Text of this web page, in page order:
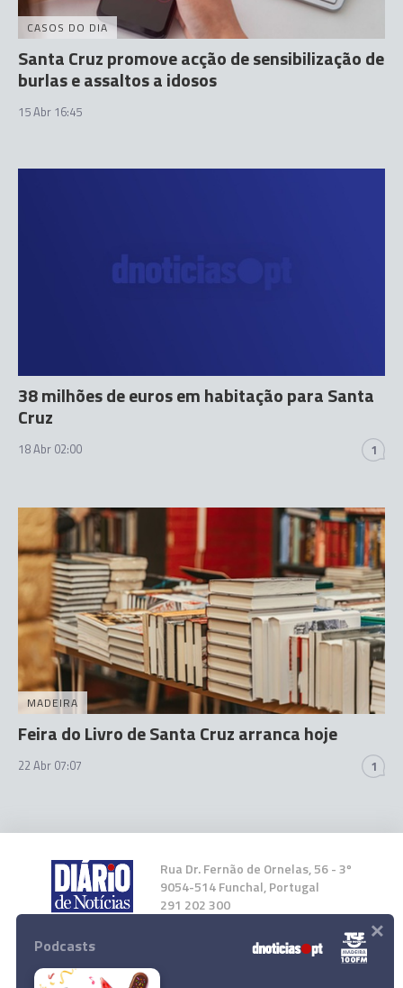
CASOS DO DIA
Santa Cruz promove acção de sensibilização de
burlas e assaltos a idosos
15 Abr 16:45
38 milhões de euros em habitação para Santa
Cruz
18 Abr 02:00 1
MADEIRA
Feira do Livro de Santa Cruz arranca hoje
22 Abr 07:07 1
Rua Dr. Fernão de Ornelas, 56 - 3º
9054-514 Funchal, Portugal
291 202 300
Instale a nossa App
Podcasts ×